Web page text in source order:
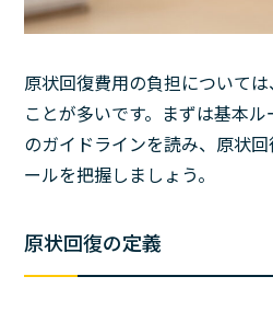
原状回復費用の負担について
ことが多いです。まずは基本
のガイドラインを読み、原状
ールを把握しましょう。
原状回復の定義